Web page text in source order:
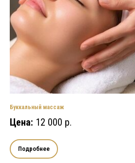
Буккальный массаж
Цена: 12 000 р.
Подробнее